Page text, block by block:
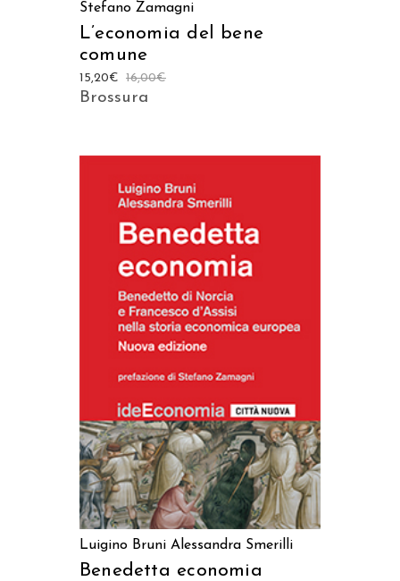
Stefano Zamagni
L’economia del bene
comune
16,00€
15,20€
Brossura
AGGIUNGI AL CARRELLO
Luigino Bruni Alessandra Smerilli
Benedetta economia